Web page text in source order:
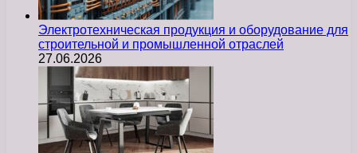
Электротехническая продукция и оборудование для
строительной и промышленной отраслей
27.06.2026